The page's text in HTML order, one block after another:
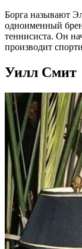
Борга называют
одноименный
теннисиста. Он
производит
Уилл Смит